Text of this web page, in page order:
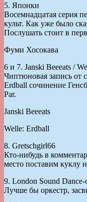
5. Японки
Восемнадцатая серия
культ. Как уже было
Послушать стоит в
Фуми Хосокава
6 и 7. Janski Beeeats /
Чиптюновая запись от
Erdball сочинение
Par.
Janski Beeeats
Welle: Erdball
8. Gretschgirl66
Кто-нибудь в
место поставим куклу
9. London Sound Dance-
Лучше бы оркестр,